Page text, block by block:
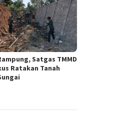
Satgas TMMD
Ratakan Tanah